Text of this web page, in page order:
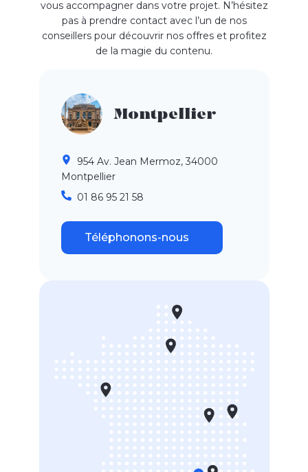
vous accompagner dans votre projet. N’hésitez
pas à prendre contact avec l’un de nos
conseillers pour découvrir nos offres et profitez
de la magie du contenu.
Montpellier
954 Av. Jean Mermoz, 34000
Montpellier
01 86 95 21 58
Téléphonons-nous